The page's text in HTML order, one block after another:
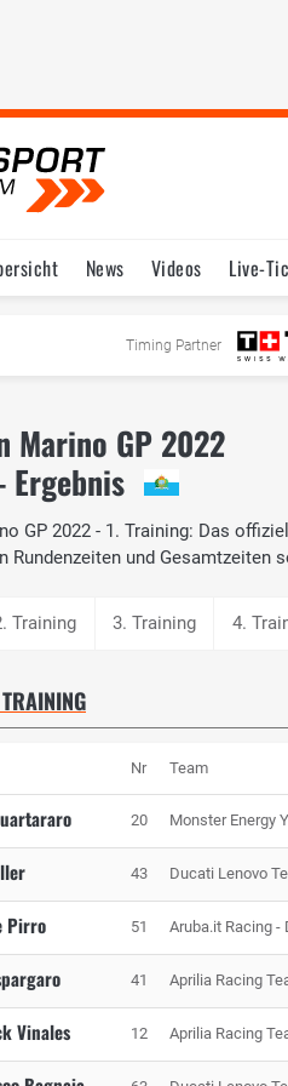
News Videos Live-
Timing Partner
Marino GP 2022
Ergebnis
GP 2022 - 1. Training: Das
Rundenzeiten und Gesamtzeiten
Training 3. Training 4.
Nr Team
20 Monster Energy
43 Ducati Lenovo
Pirro 51 Aruba.it Racing -
41 Aprilia Racing
Vinales 12 Aprilia Racing